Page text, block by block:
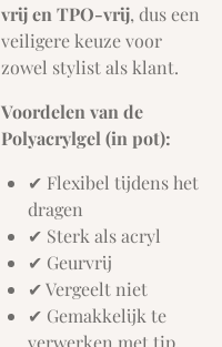
vrij en TPO-vrij, dus een
veiligere keuze voor
zowel stylist als klant.
Voordelen van de
Polyacrylgel (in pot):
✔ Flexibel tijdens het
dragen
✔ Sterk als acryl
✔ Geurvrij
✔ Vergeelt niet
✔ Gemakkelijk te
verwerken met tip,